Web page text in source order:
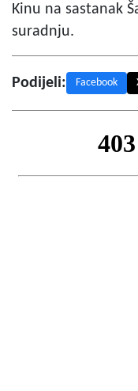
Kinu na sastanak
suradnju.
Podijeli: Facebook